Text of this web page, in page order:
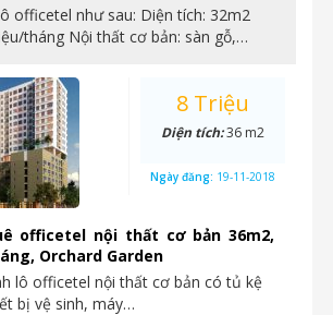
officetel như sau: Diện tích: 32m2
tháng Nội thất cơ bản: sàn gỗ,…
officetel nội thất cơ bản 36m2,
Orchard Garden
lô officetel nội thất cơ bản có tủ kệ
bị vệ sinh, máy…
8 Triệu
Diện tích:36 m2
Ngày đăng: 19-11-2018